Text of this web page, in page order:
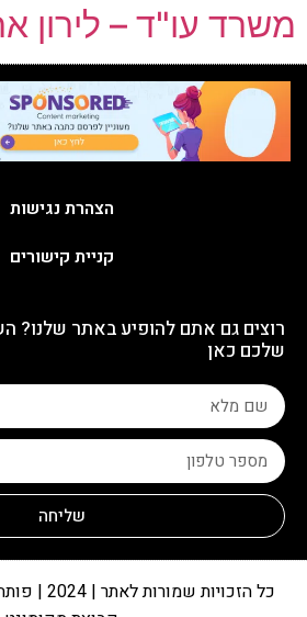
משרד עו"ד – לירון
הצהרת נגישות
קניית קישורים
רוצים גם אתם להופיע באתר שלנו?
שלכם כאן
שליחה
כל